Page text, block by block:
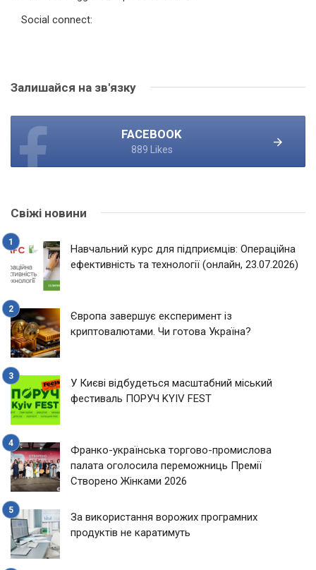
Social connect:
Залишайся на зв'язку
FACEBOOK
889 Likes
Свіжі новини
Навчальний курс для підприємців: Операційна
ефективність та технології (онлайн, 23.07.2026)
Європа завершує експеримент із
криптовалютами. Чи готова Україна?
У Києві відбудеться масштабний міський
фестиваль ПОРУЧ KYIV FEST
Франко-українська торгово-промислова
палата оголосила переможниць Премії
Створено Жінками 2026
За використання ворожих програмних
продуктів не каратимуть